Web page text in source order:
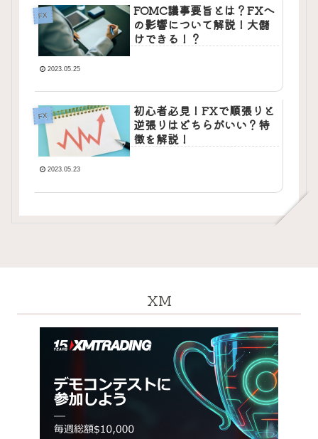
FX
FOMC議事要旨とは？FXへ
の影響について解説！大儲
けできる！？
2023.05.25
FX
初心者必見！FXで順張りと
逆張りはどちらがいい？特
徴を解説！
2023.05.23
XM